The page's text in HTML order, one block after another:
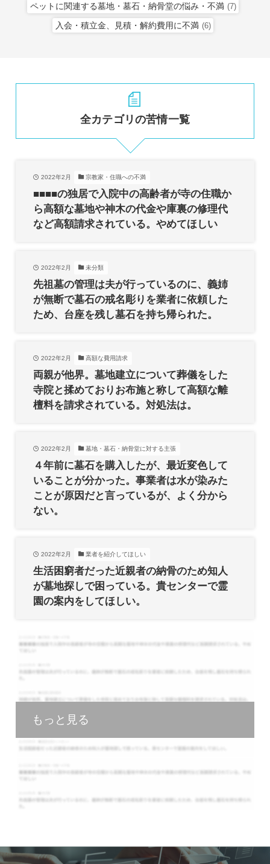
ペットに関連する墓地・墓石・納骨堂の悩み・不満 (7)
入会・積立金、見積・解約費用に不満 (6)
全カテゴリの苦情一覧
2022年2月 宗教家・住職への不満
■■■■の独居で入院中の高齢者が寺の住職か
ら高額な墓地や神木の代金や庫裏の修理代
など高額請求されている。やめてほしい
2022年2月 未分類
先祖墓の管理は夫が行っているのに、義姉
が無断で墓石の戒名彫りを業者に依頼した
ため、台座を残し墓石を持ち帰られた。
2022年2月 高額な費用請求
両親が他界。墓地建立について葬儀をした
寺院と揉めておりお布施と称して高額な離
檀料を請求されている。対処法は。
2022年2月 墓地・墓石・納骨堂に対する主張
４年前に墓石を購入したが、最近変色して
いることが分かった。事業者は水が染みた
ことが原因だと言っているが、よく分から
ない。
2022年2月 業者を紹介してほしい
生活困窮者だった近親者の納骨のため知人
が墓地探しで困っている。貴センターで霊
園の案内をしてほしい。
もっと見る